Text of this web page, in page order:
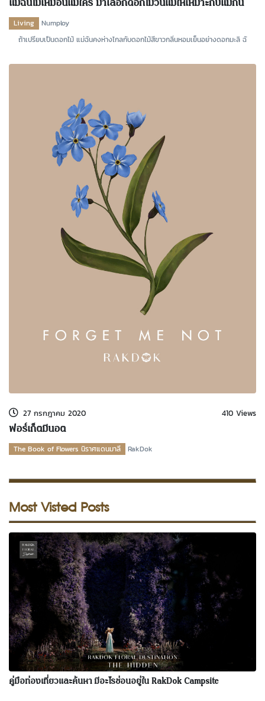
แม่ฉันไม่เหมือนแม่ใคร มาเลือกดอกไม้วันแม่ให้เหมาะกับแม่กัน
เถอะ
Living
Numploy
ถ้าเปรียบเป็นดอกไม้ แม่ฉันคงห่างไกลกับดอกไม้สีขาวกลิ่นหอมเย็นอย่างดอกมะลิ ฉั
27 กรกฎาคม 2020 410 Views
ฟอร์เก็ตมีนอต
The Book of Flowers นิราศแดนมาลี RakDok
Most Visted Posts
คู่มือท่องเที่ยวและค้นหา มีอะไรซ่อนอยู่ใน RakDok Campsite